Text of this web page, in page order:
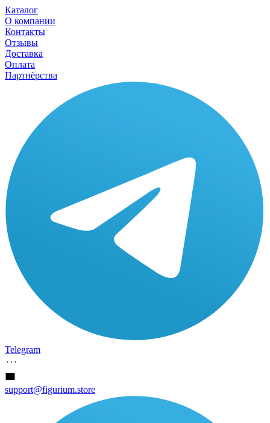
Каталог
О компании
Контакты
Отзывы
Доставка
Оплата
Партнёрства
Telegram
support@figurium.store